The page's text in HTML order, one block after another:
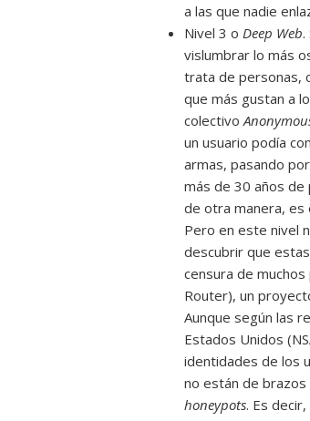
a las que nadie
Nivel 3 o Deep Web.
vislumbrar lo más
trata de personas,
que más gustan a
colectivo
un usuario podía
armas, pasando
más de 30 años
de otra manera, es
Pero en este nivel
descubrir que
censura de
Router), un
Aunque según las
Estados Unidos
identidades de los
no están de
honeypots. Es